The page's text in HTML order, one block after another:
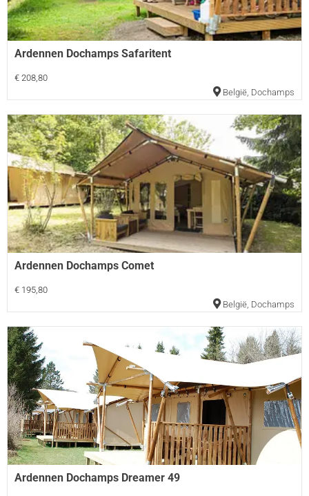
Ardennen Dochamps Safaritent
€ 208,80
België Dochamps
Ardennen Dochamps Comet
€ 195,80
België Dochamps
Ardennen Dochamps Dreamer 49